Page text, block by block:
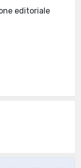
editoriale